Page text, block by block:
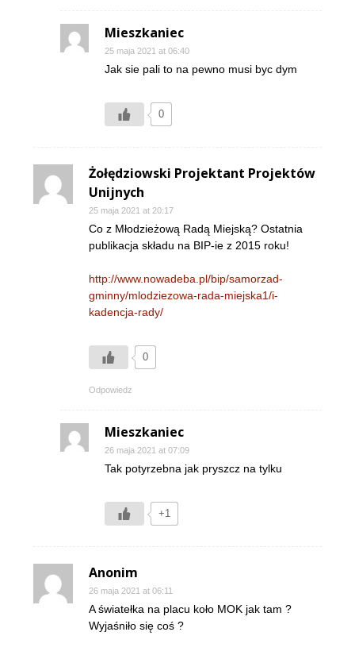
Mieszkaniec
25 maja 2021 at 06:40
Jak sie pali to na pewno musi byc dym
0
Żołędziowski Projektant Projektów
Unijnych
25 maja 2021 at 20:17
Co z Młodzieżową Radą Miejską? Ostatnia
publikacja składu na BIP-ie z 2015 roku!
http://www.nowadeba.pl/bip/samorzad-
gminny/mlodziezowa-rada-miejska1/i-
kadencja-rady/
0
Odpowiedz
Mieszkaniec
26 maja 2021 at 07:09
Tak potyrzebna jak pryszcz na tylku
+1
Anonim
26 maja 2021 at 06:11
A światełka na placu koło MOK jak tam ?
Wyjaśniło się coś ?